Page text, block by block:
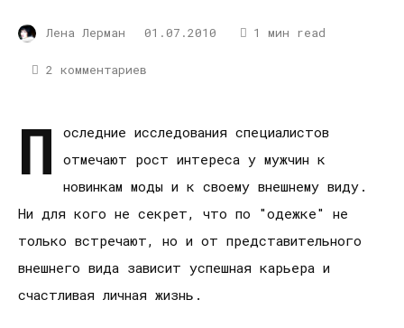
Лена Лерман 01.07.2010 1 мин read
2 комментариев
П
оследние исследования специалистов
отмечают рост интереса у мужчин к
новинкам моды и к своему внешнему виду.
Ни для кого не секрет, что по "одежке" не
только встречают, но и от представительного
внешнего вида зависит успешная карьера и
счастливая личная жизнь.